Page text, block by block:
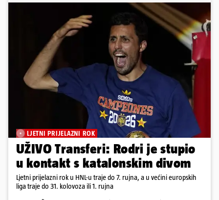
LJETNI PRIJELAZNI ROK
UŽIVO Transferi: Rodri je stupio
u kontakt s katalonskim divom
Ljetni prijelazni rok u HNL-u traje do 7. rujna, a u većini europskih
liga traje do 31. kolovoza ili 1. rujna